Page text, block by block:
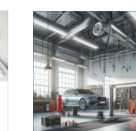
upptäcker att ett
genomtänkt vindskydd
kan ge nästan samma
känsla som...